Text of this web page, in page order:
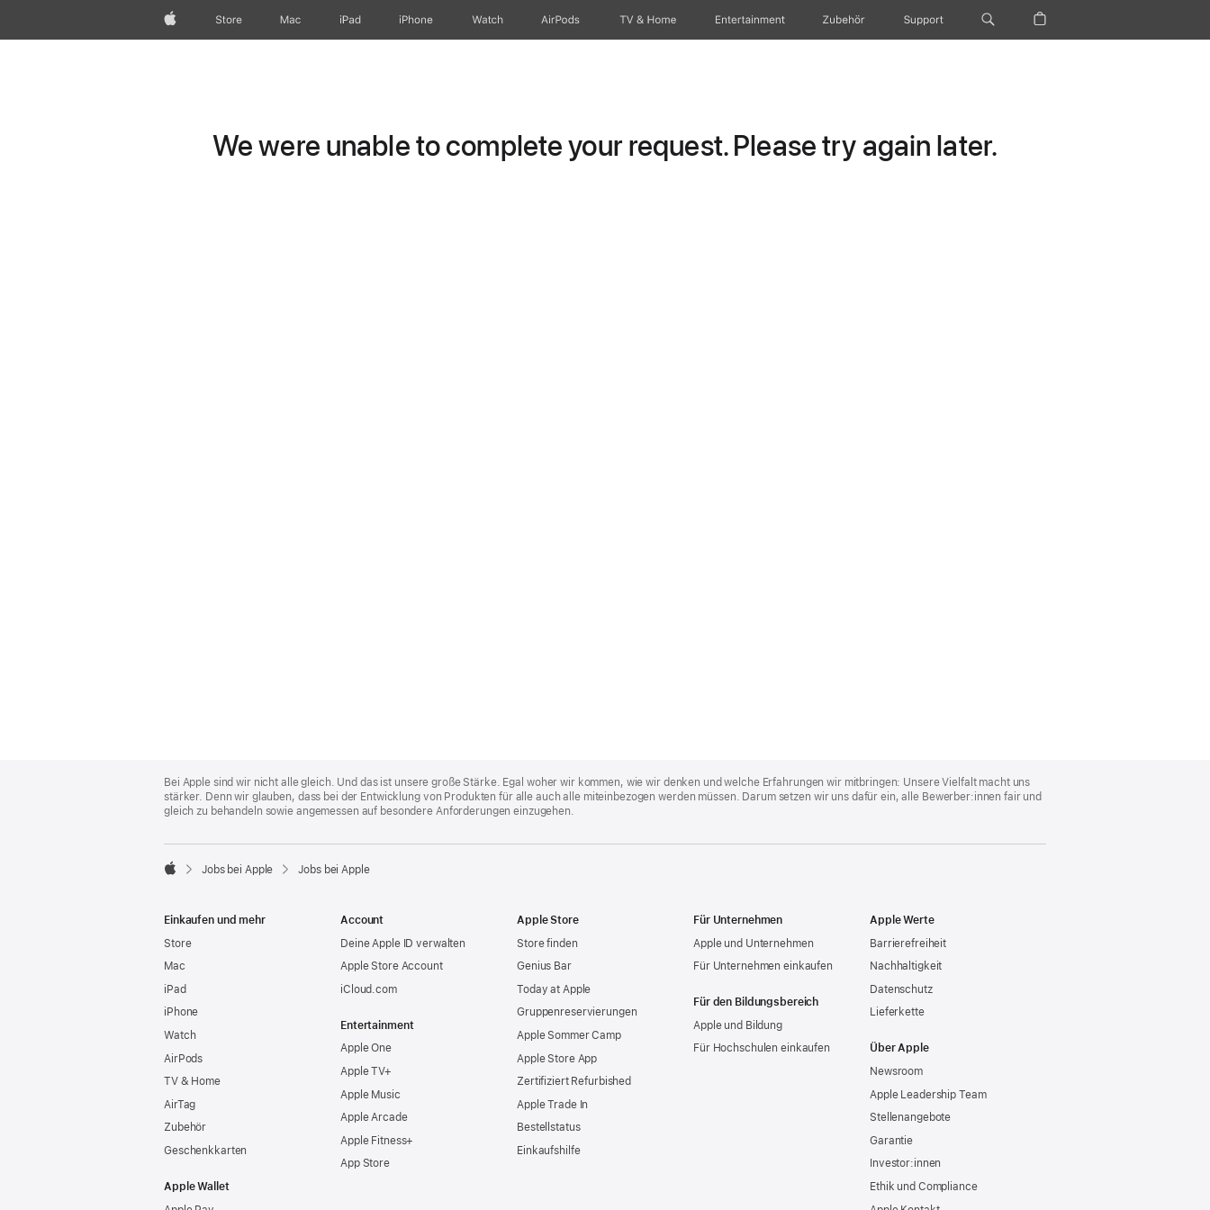
Apple Store Mac iPad iPhone Watch AirPods TV & Home Entertainment Zubehör Support
We were unable to complete your request. Please try again later.
Footer
Bei Apple sind wir nicht alle gleich. Und das ist unsere große Stärke. Egal woher wir kommen, wie wir denken und welche Erfahrungen wir mitbringen: Unsere Vielfalt macht uns
stärker. Denn wir glauben, dass bei der Entwicklung von Produkten für alle auch alle miteinbezogen werden müssen. Darum setzen wir uns dafür ein, alle Bewerber:innen fair und
gleich zu behandeln sowie angemessen auf besondere Anforderungen einzugehen.

Jobs bei Apple Jobs bei Apple
Einkaufen und mehr
Store
Mac
iPad
iPhone
Watch
AirPods
TV & Home
AirTag
Zubehör
Geschenkkarten
Apple Wallet
Account
Deine Apple ID verwalten
Apple Store Account
iCloud.com
Entertainment
Apple One
Apple TV+
Apple Music
Apple Arcade
Apple Fitness+
App Store
Apple Store
Store finden
Genius Bar
Today at Apple
Gruppen­reservierungen
Apple Sommer Camp
Apple Store App
Zertifiziert Refurbished
Apple Trade In
Bestellstatus
Einkaufshilfe
Für Unternehmen
Apple und Unternehmen
Für Unternehmen einkaufen
Für den Bildungsbereich
Apple und Bildung
Für Hochschulen einkaufen
Apple Werte
Barrierefreiheit
Nachhaltigkeit
Datenschutz
Lieferkette
Über Apple
Newsroom
Apple Leadership Team
Stellenangebote
Garantie
Investor:innen
Ethik und Compliance